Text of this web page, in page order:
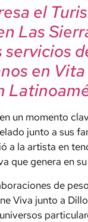
el
Las
servicios
en
un momento
junto a sus
a la artista en
que genera en
de
Viva junto a